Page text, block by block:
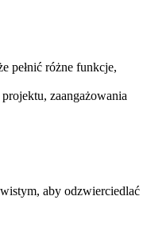
pełnić różne funkcje,
zaangażowania
aby odzwierciedlać